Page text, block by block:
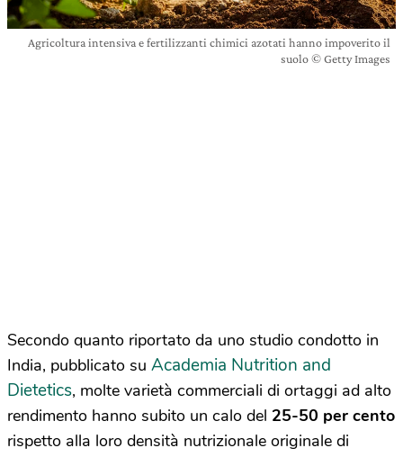
Agricoltura intensiva e fertilizzanti chimici azotati hanno impoverito il
suolo © Getty Images
Secondo quanto riportato da uno studio condotto in
India, pubblicato su Academia Nutrition and
Dietetics, molte varietà commerciali di ortaggi ad alto
rendimento hanno subito un calo del 25-50 per cento
rispetto alla loro densità nutrizionale originale di